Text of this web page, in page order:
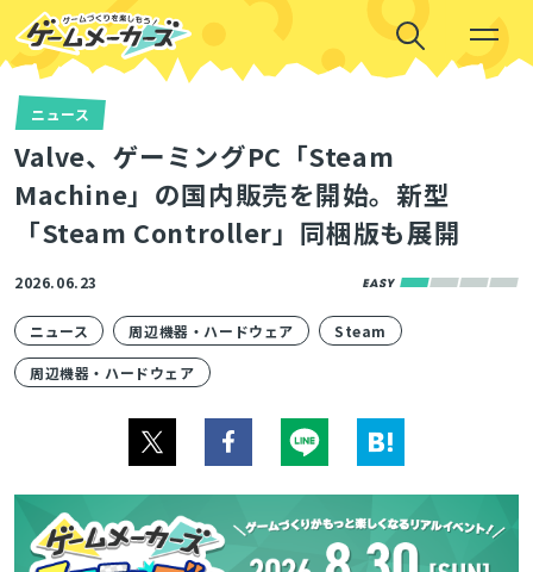
ニュース
Valve、ゲーミングPC「Steam
Machine」の国内販売を開始。新型
「Steam Controller」同梱版も展開
2026.06.23
ニュース 周辺機器・ハードウェア Steam
周辺機器・ハードウェア